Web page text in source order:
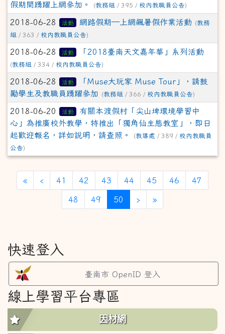
假期間踴躍上網參加。
(教務組 / 395 / 校內教職員公告)
2018-06-28 活動 網路假期—上網飆暑假作業活動 (教務
組 / 363 / 校內教職員公告)
2018-06-28 活動 「2018臺南天文嘉年華」系列活動
(教務組 / 334 / 校內教職員公告)
2018-06-28 活動
「Muse大玩家 Muse Tour」，請鼓
勵學生及教職員踴躍參加
(教務組 / 366 / 校內教職員公告)
2018-06-20 活動
有關本渡假村「尖山埤環境學習中
心」為推廣校外教學，特推出「獨角仙生態教室」，即日
起歡迎報名，詳如說明，請查照。
(教導處 / 389 / 校內教職員
公告)
«第一頁
‹ 上一頁
41 42 43 44 45 46 47
48 49 50 (目前頁次)
›下一頁
»最後頁
快速登入
臺南市 OpenID 登入
線上學習平台專區
因材網